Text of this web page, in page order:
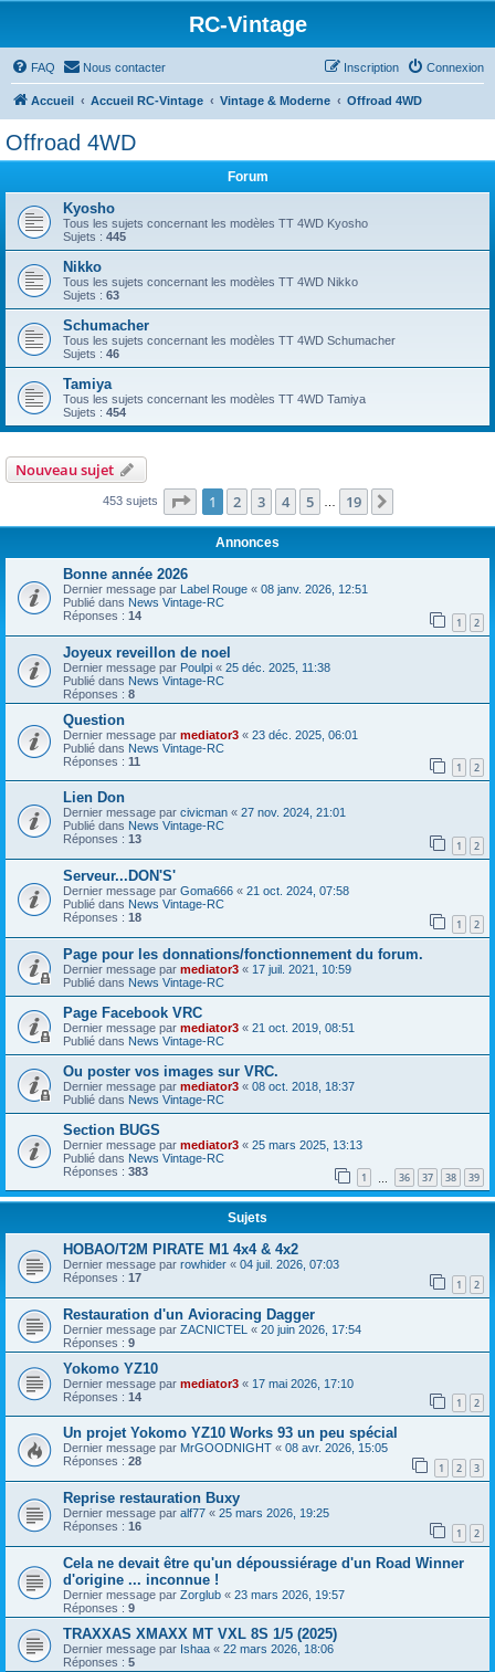
RC-Vintage
FAQ Nous contacter Connexion
Inscription
Accueil Accueil RC-Vintage Vintage & Moderne Offroad 4WD
Offroad 4WD
Forum
Kyosho
Tous les sujets concernant les modèles TT 4WD Kyosho
Sujets : 445
Nikko
Tous les sujets concernant les modèles TT 4WD Nikko
Sujets : 63
Schumacher
Tous les sujets concernant les modèles TT 4WD Schumacher
Sujets : 46
Tamiya
Tous les sujets concernant les modèles TT 4WD Tamiya
Sujets : 454
Nouveau sujet
453 sujets Page 1sur19
1 2 3 4 5 19
Annonces
Bonne année 2026
Dernier message par Label Rouge « 08 janv. 2026, 12:51
Publié dans News Vintage-RC
Réponses : 14 1 2
Joyeux reveillon de noel
Dernier message par Poulpi « 25 déc. 2025, 11:38
Publié dans News Vintage-RC
Réponses : 8
Question
Dernier message par mediator3 « 23 déc. 2025, 06:01
Publié dans News Vintage-RC
Réponses : 11 1 2
Lien Don
Dernier message par civicman « 27 nov. 2024, 21:01
Publié dans News Vintage-RC
Réponses : 13 1 2
Serveur...DON'S'
Dernier message par Goma666 « 21 oct. 2024, 07:58
Publié dans News Vintage-RC
Réponses : 18 1 2
Page pour les donnations/fonctionnement du forum.
Dernier message par mediator3 « 17 juil. 2021, 10:59
Publié dans News Vintage-RC
Page Facebook VRC
Dernier message par mediator3 « 21 oct. 2019, 08:51
Publié dans News Vintage-RC
Ou poster vos images sur VRC.
Dernier message par mediator3 « 08 oct. 2018, 18:37
Publié dans News Vintage-RC
Section BUGS
Dernier message par mediator3 « 25 mars 2025, 13:13
Publié dans News Vintage-RC
Réponses : 383 1 36 37 38 39
Sujets
HOBAO/T2M PIRATE M1 4x4 & 4x2
Dernier message par rowhider « 04 juil. 2026, 07:03
Réponses : 17 1 2
Restauration d'un Avioracing Dagger
Dernier message par ZACNICTEL « 20 juin 2026, 17:54
Réponses : 9
Yokomo YZ10
Dernier message par mediator3 « 17 mai 2026, 17:10
Réponses : 14 1 2
Un projet Yokomo YZ10 Works 93 un peu spécial
Dernier message par MrGOODNIGHT « 08 avr. 2026, 15:05
Réponses : 28 1 2 3
Reprise restauration Buxy
Dernier message par alf77 « 25 mars 2026, 19:25
Réponses : 16 1 2
Cela ne devait être qu'un dépoussiérage d'un Road Winner
d'origine ... inconnue !
Dernier message par Zorglub « 23 mars 2026, 19:57
Réponses : 9
TRAXXAS XMAXX MT VXL 8S 1/5 (2025)
Dernier message par Ishaa « 22 mars 2026, 18:06
Réponses : 5